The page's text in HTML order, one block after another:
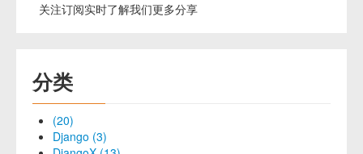
关注订阅实时了解我们更多分享
分类
(20)
Django (3)